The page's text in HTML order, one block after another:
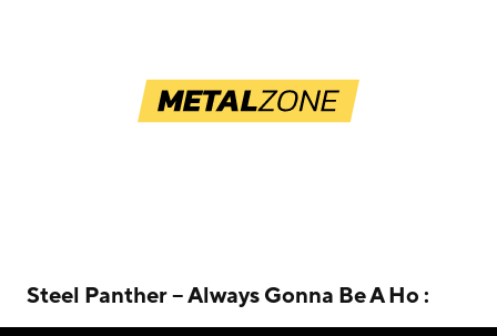
Steel Panther – Always Gonna Be A Ho :